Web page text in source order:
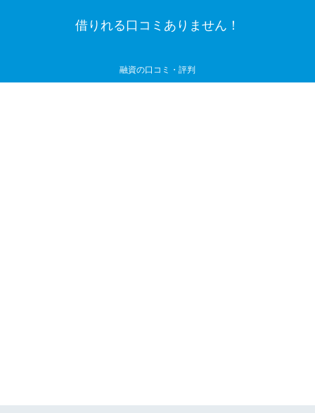
借りれる口コミありません！
融資の口コミ・評判